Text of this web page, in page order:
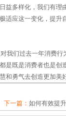
益多样化，我们有理
适应这一变化，提升
我们过去一年消费
是既是消费者也是创
和勇气去创造更加美
下一篇： 如何有效提